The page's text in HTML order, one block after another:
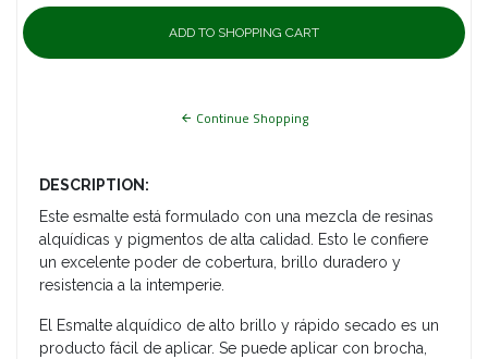
Continue Shopping
DESCRIPTION:
Este esmalte está formulado con una mezcla de resinas
alquídicas y pigmentos de alta calidad. Esto le confiere
un excelente poder de cobertura, brillo duradero y
resistencia a la intemperie.
El Esmalte alquídico de alto brillo y rápido secado es un
producto fácil de aplicar. Se puede aplicar con brocha,